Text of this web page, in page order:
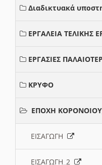
Διαδικτυακά
ΕΡΓΑΛΕΙΑ ΤΕΛΙΚΗΣ
ΕΡΓΑΣΙΕΣ
ΚΡΥΦΟ
ΕΠΟΧΗ ΚΟΡΟΝΟΙΟΥ_
ΕΙΣΑΓΩΓΗ
ΕΙΣΑΓΩΓΗ_2